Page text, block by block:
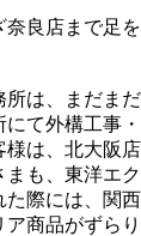
奈良店まで足
所は、まだま
て外構工事
は、北大阪
まも、東洋エ
際には、関
ア商品がずら